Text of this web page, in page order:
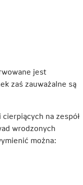
jest
zaś zauważalne są
na zespół
wrodzonych
można: